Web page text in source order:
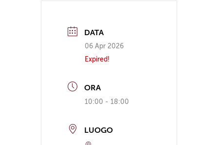
DATA
06 Apr 2026
Expired!
ORA
10:00 - 18:00
LUOGO